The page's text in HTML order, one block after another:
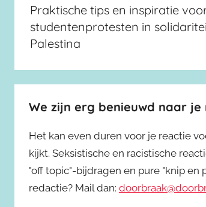
Praktische tips en inspiratie
studentenprotesten in
Palestina
We zijn erg benieuwd naar je
Het kan even duren voor je reactie
kijkt. Seksistische en racistische
"off topic"-bijdragen en pure "knip
redactie? Mail dan: